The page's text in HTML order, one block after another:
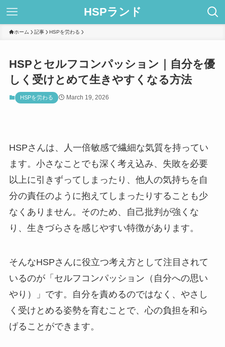
HSPランド
ホーム 記事 HSPを労わる
HSPとセルフコンパッション｜自分を優
しく受けとめて生きやすくなる方法
HSPを労わる March 19, 2026
HSPさんは、人一倍敏感で繊細な気質を持ってい
ます。小さなことでも深く考え込み、失敗を必要
以上に引きずってしまったり、他人の気持ちを自
分の責任のように抱えてしまったりすることも少
なくありません。そのため、自己批判が強くな
り、生きづらさを感じやすい特徴があります。
そんなHSPさんに役立つ考え方として注目されて
いるのが「セルフコンパッション（自分への思い
やり）」です。自分を責めるのではなく、やさし
く受けとめる姿勢を育むことで、心の負担を和ら
げることができます。